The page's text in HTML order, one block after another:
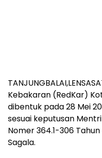
Kebakaran (RedKar)
dibentuk pada 28 Mei
sesuai keputusan
Nomer 364.1-306
Sagala.